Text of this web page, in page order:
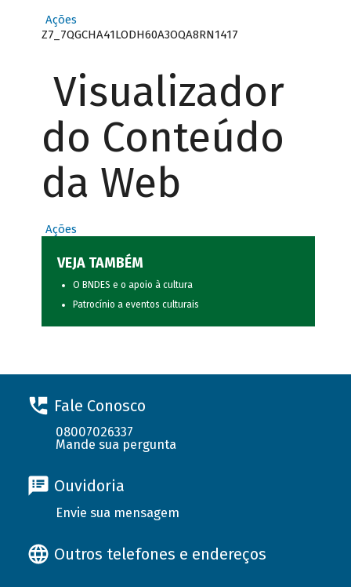
Ações
Z7_7QGCHA41LODH60A3OQA8RN1417
Visualizador
do Conteúdo
da Web
Ações
VEJA TAMBÉM
O BNDES e o apoio à cultura
Patrocínio a eventos culturais
Fale Conosco
08007026337
Mande sua pergunta
Ouvidoria
Envie sua mensagem
Outros telefones e endereços